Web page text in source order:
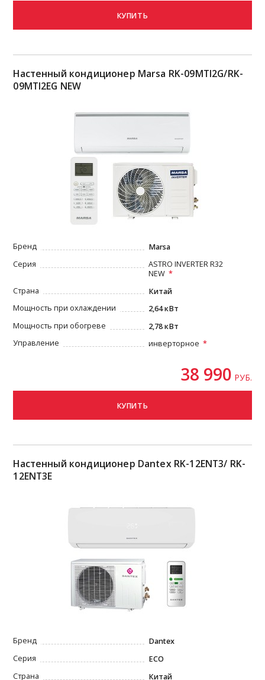
КУПИТЬ
Настенный кондиционер Marsa RK-09MTI2G/RK-
09MTI2EG NEW
Бренд
Marsa
Серия
ASTRO INVERTER R32
NEW
Страна
Китай
Мощность при охлаждении
2,64 кВт
Мощность при обогреве
2,78 кВт
Управление
инверторное
38 990 РУБ.
КУПИТЬ
Настенный кондиционер Dantex RK-12ENT3/ RK-
12ENT3E
Бренд
Dantex
Серия
ECO
Страна
Китай